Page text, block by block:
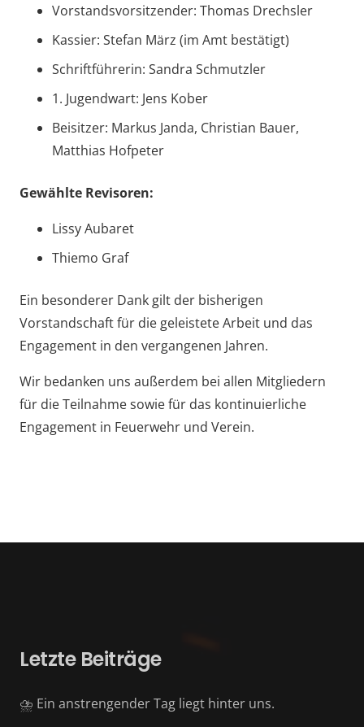
Vorstandsvorsitzender: Thomas Drechsler
Kassier: Stefan März (im Amt bestätigt)
Schriftführerin: Sandra Schmutzler
1. Jugendwart: Jens Kober
Beisitzer: Markus Janda, Christian Bauer,
Matthias Hofpeter
Gewählte Revisoren:
Lissy Aubaret
Thiemo Graf
Ein besonderer Dank gilt der bisherigen
Vorstandschaft für die geleistete Arbeit und das
Engagement in den vergangenen Jahren.
Wir bedanken uns außerdem bei allen Mitgliedern
für die Teilnahme sowie für das kontinuierliche
Engagement in Feuerwehr und Verein.
Letzte Beiträge
⛈️ Ein anstrengender Tag liegt hinter uns.